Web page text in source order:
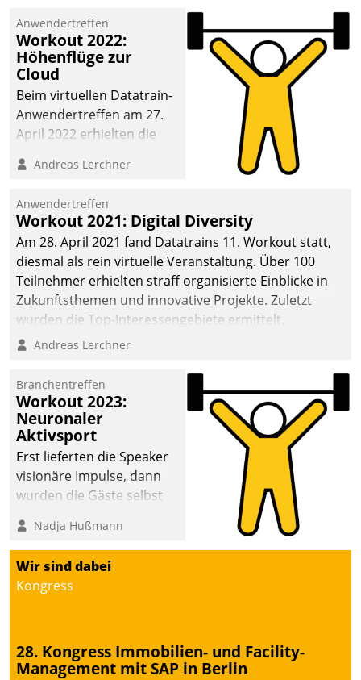
Mammutprojekte
meistern und Workloads
wuppen – bei zunehmend
anspruchsvollen
Aufgaben und
abnehmendem
Anwendertreffen
Workout 2022:
Höhenflüge zur
Cloud
Beim virtuellen Datatrain-
Anwendertreffen am 27.
April 2022 erhielten die
Teilnehmer kurzweilige
Cloud-Strategien und -
Lösungen mit hohem
Zukunftspotenzial.
Andreas Lerchner
Anwendertreffen
Workout 2021: Digital Diversity
Am 28. April 2021 fand Datatrains 11. Workout statt,
diesmal als rein virtuelle Veranstaltung. Über 100
Teilnehmer erhielten straff organisierte Einblicke in
Zukunftsthemen und innovative Projekte. Zuletzt
wurden die Top-Interessengebiete ermittelt.
Andreas Lerchner
Branchentreffen
Workout 2023:
Neuronaler
Aktivsport
Erst lieferten die Speaker
visionäre Impulse, dann
wurden die Gäste selbst
methodisch
Vernetzungsideen fürs
Quartier. Dazwischen
zeigte Datatrain, was es
Nadja Hußmann
Wir sind dabei
Kongress
28. Kongress Immobilien- und Facility-
Management mit SAP in Berlin